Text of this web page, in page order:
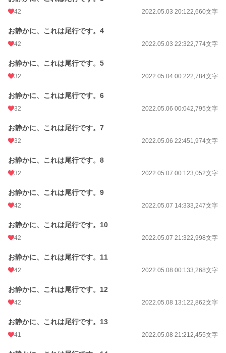
42 2022.05.03 20:122,660文字
お静かに、これは尾行です。4
42 2022.05.03 22:322,774文字
お静かに、これは尾行です。5
32 2022.05.04 00:222,784文字
お静かに、これは尾行です。6
32 2022.05.06 00:042,795文字
お静かに、これは尾行です。7
32 2022.05.06 22:451,974文字
お静かに、これは尾行です。8
32 2022.05.07 00:123,052文字
お静かに、これは尾行です。9
42 2022.05.07 14:333,247文字
お静かに、これは尾行です。10
42 2022.05.07 21:322,998文字
お静かに、これは尾行です。11
42 2022.05.08 00:133,268文字
お静かに、これは尾行です。12
42 2022.05.08 13:122,862文字
お静かに、これは尾行です。13
41 2022.05.08 21:212,455文字